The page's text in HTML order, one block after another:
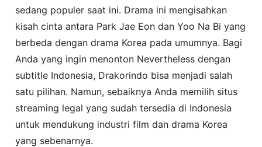
sedang populer saat ini. Drama ini mengisahkan
kisah cinta antara Park Jae Eon dan Yoo Na Bi yang
berbeda dengan drama Korea pada umumnya. Bagi
Anda yang ingin menonton Nevertheless dengan
subtitle Indonesia, Drakorindo bisa menjadi salah
satu pilihan. Namun, sebaiknya Anda memilih situs
streaming legal yang sudah tersedia di Indonesia
untuk mendukung industri film dan drama Korea
yang sebenarnya.